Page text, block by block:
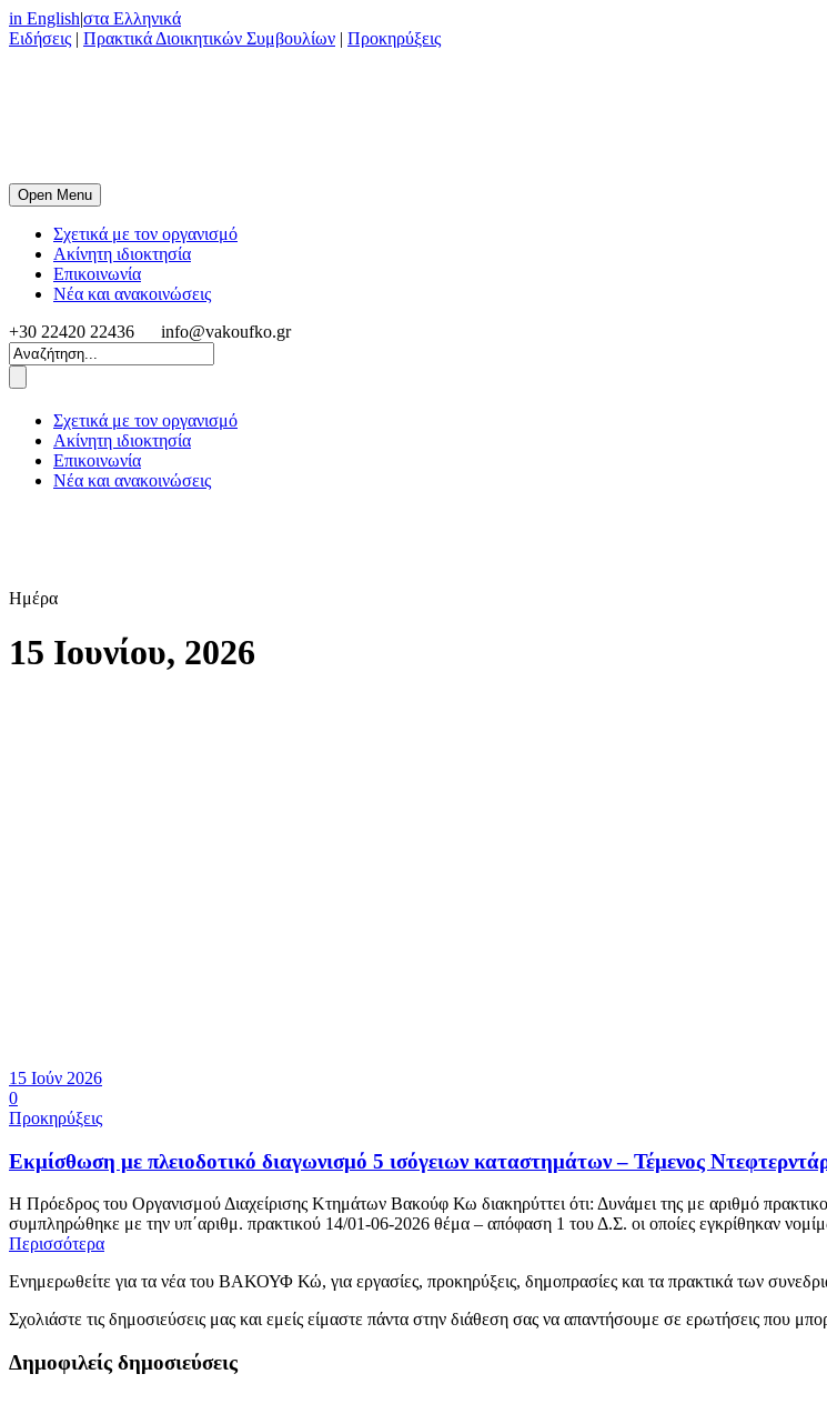
in English|στα Ελληνικά
Ειδήσεις | Πρακτικά Διοικητικών Συμβουλίων | Προκηρύξεις
Open Menu
Σχετικά με τον οργανισμό
Ακίνητη ιδιοκτησία
Επικοινωνία
Νέα και ανακοινώσεις
+30 22420 22436
info@vakoufko.gr
Σχετικά με τον οργανισμό
Ακίνητη ιδιοκτησία
Επικοινωνία
Νέα και ανακοινώσεις
Ημέρα
15 Ιουνίου, 2026
15 Ιούν 2026
0
Προκηρύξεις
Εκμίσθωση με πλειοδοτικό διαγωνισμό 5 ισόγειων καταστημάτων – Τέμενος
Η Πρόεδρος του Οργανισμού Διαχείρισης Κτημάτων Βακούφ Κω διακηρύττει ότι: Δυνάμει της με αριθμό
συμπληρώθηκε με την υπ΄αριθμ. πρακτικού 14/01-06-2026 θέμα – απόφαση 1 του Δ.Σ. οι οποίες εγκρίθηκαν
Περισσότερα
Ενημερωθείτε για τα νέα του ΒΑΚΟΥΦ Κώ, για εργασίες, προκηρύξεις, δημοπρασίες και τα πρακτικά των
Σχολιάστε τις δημοσιεύσεις μας και εμείς είμαστε πάντα στην διάθεση σας να απαντήσουμε σε ερωτήσεις που
Δημοφιλείς δημοσιεύσεις